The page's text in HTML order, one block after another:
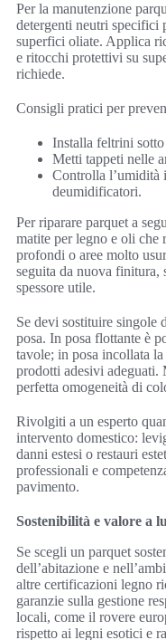
Per la manutenzione
detergenti neutri specifici
superfici oliate. Applica
e ritocchi protettivi su
richiede.
Consigli pratici per
Installa feltrini
Metti tappeti nelle
Controlla l’umidità
deumidificatori.
Per riparare parquet a
matite per legno e oli che
profondi o aree molto
seguita da nuova finitura,
spessore utile.
Se devi sostituire singole
posa. In posa flottante è
tavole; in posa incollata
prodotti adesivi adeguati.
perfetta omogeneità di
Rivolgiti a un esperto
intervento domestico:
danni estesi o restauri
professionali e
pavimento.
Sostenibilità e valore a
Se scegli un parquet
dell’abitazione e
altre certificazioni legno
garanzie sulla gestione
locali, come il rovere
rispetto ai legni esotici e